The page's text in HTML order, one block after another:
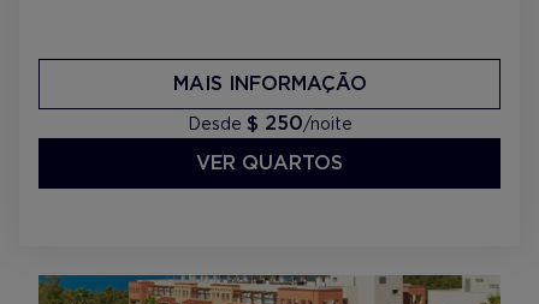
Desde $ 250/noite
MAIS INFORMAÇÃO
VER QUARTOS